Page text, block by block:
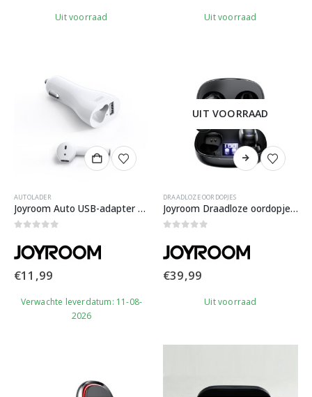
Uit voorraad Uit voorraad
AUTOLADER
Joyroom Auto USB-adapter met draadloze ear bud
€11,99
Verwachte leverdatum: 11-08-
2026
UIT VOORRAAD
DRAADLOZE OORDOPJES
Joyroom Draadloze oordopjes met display case
€39,99
Uit voorraad